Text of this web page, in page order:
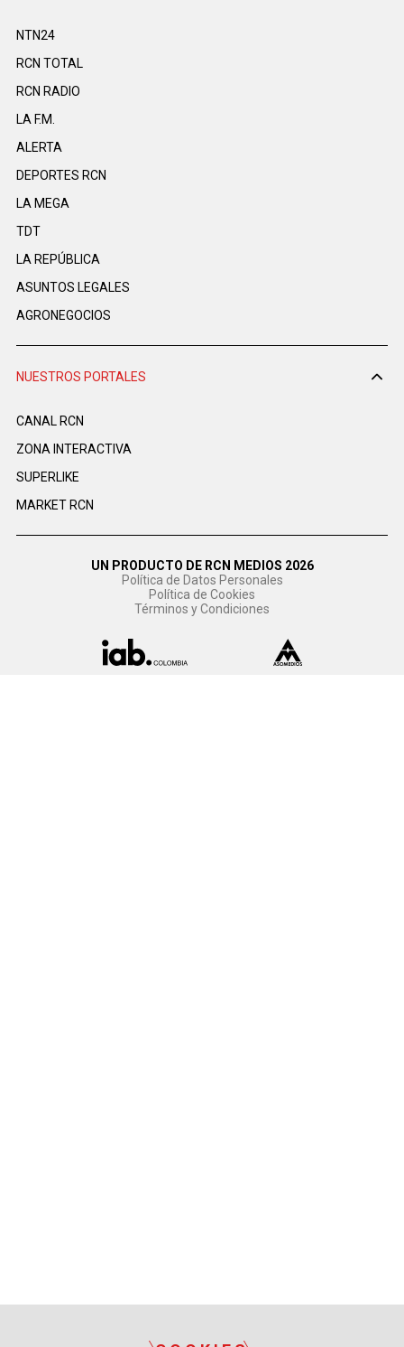
NTN24
RCN TOTAL
RCN RADIO
LA F.M.
ALERTA
DEPORTES RCN
LA MEGA
TDT
LA REPÚBLICA
ASUNTOS LEGALES
AGRONEGOCIOS
NUESTROS PORTALES
CANAL RCN
ZONA INTERACTIVA
SUPERLIKE
MARKET RCN
UN PRODUCTO DE RCN MEDIOS 2026
Política de Datos Personales
Política de Cookies
Términos y Condiciones